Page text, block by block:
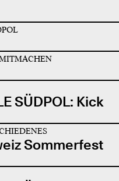
SÜDPOL: Kick
Sommerfest